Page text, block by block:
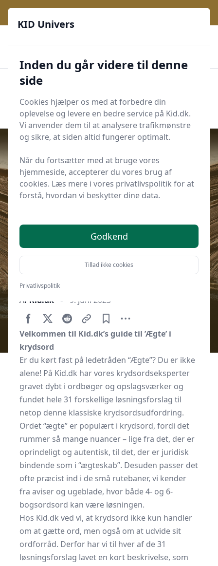
Start søgning
Start søgning
Udgivet iFor de voksne
Ægte Krydsord
Af Kid.dk 9. juni 2025
Velkommen til Kid.dk’s guide til ’Ægte’ i
krydsord
Er du kørt fast på ledetråden “Ægte”? Du er ikke
alene! På Kid.dk har vores krydsordseksperter
gravet dybt i ordbøger og opslagsværker og
fundet hele 31 forskellige løsningsforslag til
netop denne klassiske krydsordsudfordring.
Ordet “ægte” er populært i krydsord, fordi det
rummer så mange nuancer – lige fra det, der er
oprindeligt og autentisk, til det, der er juridisk
bindende som i “ægteskab”. Desuden passer det
ofte præcist ind i de små rutebaner, vi kender
fra aviser og ugeblade, hvor både 4- og 6-
bogsordsord kan være løsningen.
Hos Kid.dk ved vi, at krydsord ikke kun handler
om at gætte ord, men også om at udvide sit
ordforråd. Derfor har vi til hver af de 31
løsningsforslag lavet en kort beskrivelse, som
KID Univers
Inden du går videre til denne
side
Cookies hjælper os med at forbedre din
oplevelse og levere en bedre service på Kid.dk.
Vi anvender dem til at analysere trafikmønstre
og sikre, at siden altid fungerer optimalt.
Når du fortsætter med at bruge vores
hjemmeside, accepterer du vores brug af
cookies. Læs mere i vores privatlivspolitik for at
forstå, hvordan vi beskytter dine data.
Godkend
Tillad ikke cookies
Privatlivspolitik